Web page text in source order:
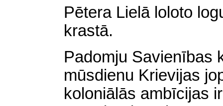
Pētera Lielā loloto
krastā.
Padomju Savienības
mūsdienu Krievijas
koloniālās ambīcijas